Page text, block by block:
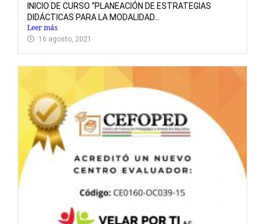
INICIO DE CURSO “PLANEACIÓN DE ESTRATEGIAS
DIDÁCTICAS PARA LA MODALIDAD...
Leer más
16 agosto, 2021